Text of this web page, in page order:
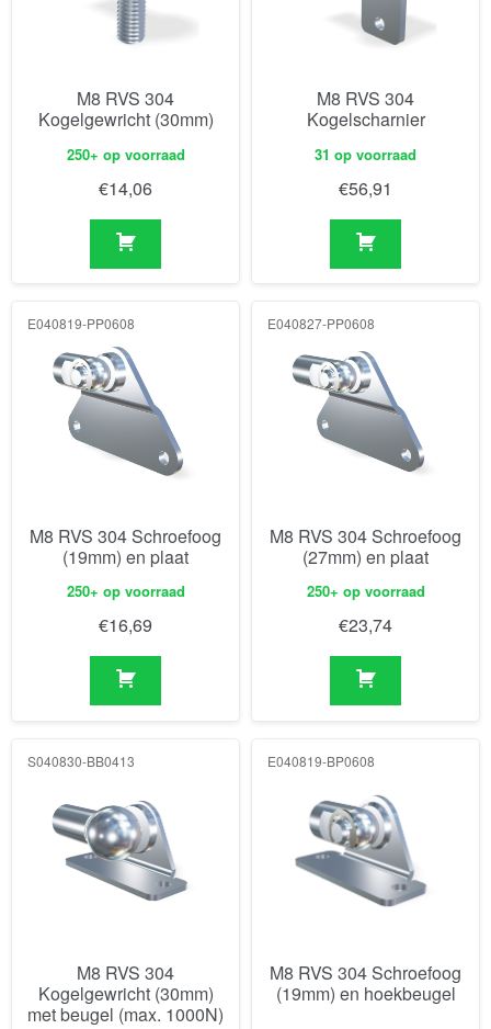
M8 RVS 304
Kogelgewricht (30mm)
250+ op voorraad
€14,06
M8 RVS 304
Kogelscharnier
31 op voorraad
€56,91
E040819-PP0608
M8 RVS 304 Schroefoog
(19mm) en plaat
250+ op voorraad
€16,69
E040827-PP0608
M8 RVS 304 Schroefoog
(27mm) en plaat
250+ op voorraad
€23,74
S040830-BB0413
M8 RVS 304
Kogelgewricht (30mm)
met beugel (max. 1000N)
E040819-BP0608
M8 RVS 304 Schroefoog
(19mm) en hoekbeugel